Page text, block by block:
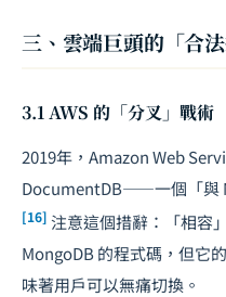
三、雲端巨頭的「合法
3.1 AWS 的「分叉」戰術
2019年，Amazon Web
DocumentDB——一個「與
[16] 注意這個措辭：「相容
MongoDB 的程式碼，但它
味著用戶可以無痛切換。